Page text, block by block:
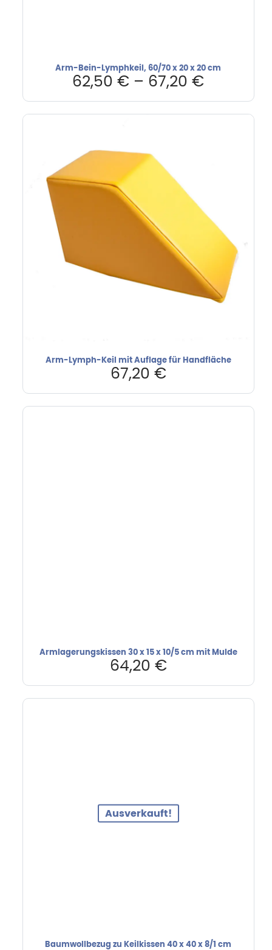
Arm-Bein-Lymphkeil, 60/70 x 20 x 20 cm
62,50€ – 67,20€
Arm-Lymph-Keil mit Auflage für Handfläche
67,20 €
Armlagerungskissen 30 x 15 x 10/5 cm mit Mulde
64,20 €
Ausverkauft!
Baumwollbezug zu Keilkissen 40 x 40 x 8/1 cm